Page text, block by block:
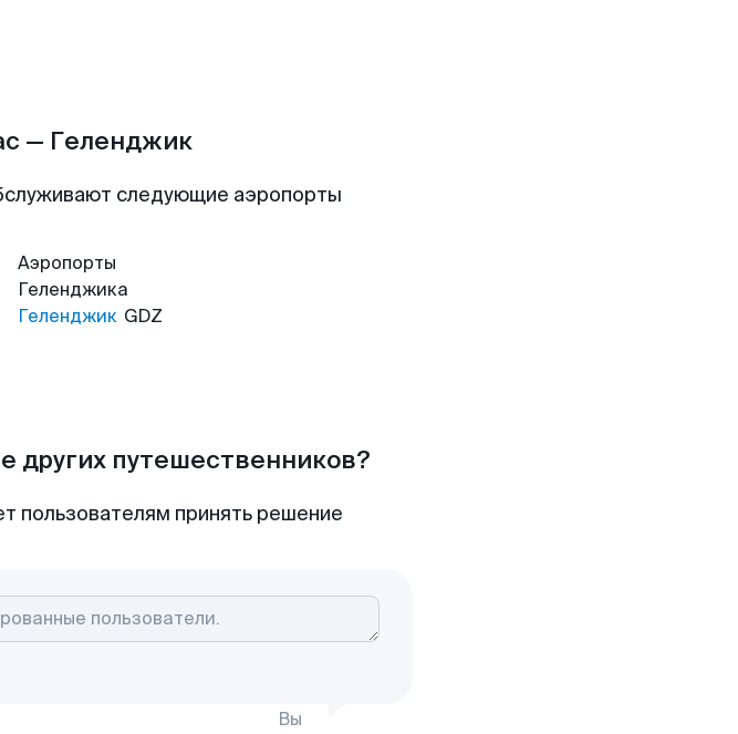
— Геленджик
следующие аэропорты
Аэропорты
Геленджика
Геленджик GDZ
других путешественников?
пользователям принять решение
Вы